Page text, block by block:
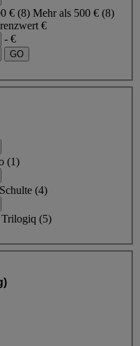
€ (8) Mehr als 500 € (8)
€
- €
(1)
Schulte (4)
Trilogiq (5)